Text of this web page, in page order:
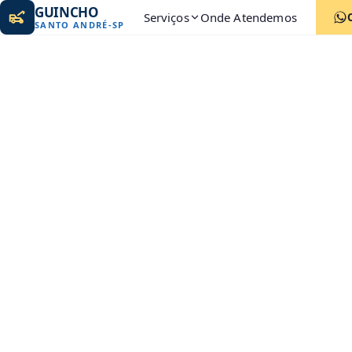
GUINCHO
SANTO ANDRÉ-SP Serviços Onde Atendemos